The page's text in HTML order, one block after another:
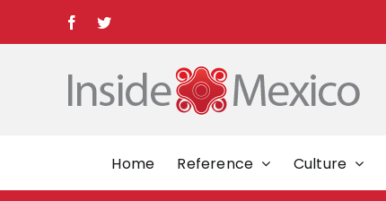
content
FacebookTwitter
Home Reference Culture